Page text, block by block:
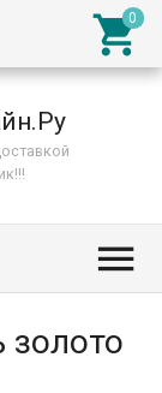


золото